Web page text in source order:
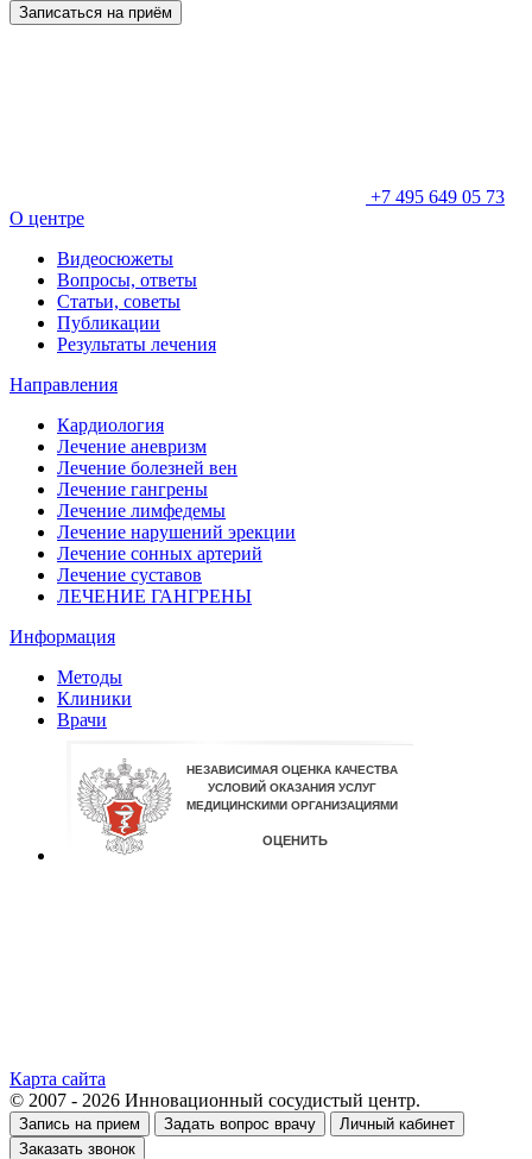
Записаться на приём
+7 495 649 05 73
О центре
Видеосюжеты
Вопросы, ответы
Статьи, советы
Публикации
Результаты лечения
Направления
Кардиология
Лечение аневризм
Лечение болезней вен
Лечение гангрены
Лечение лимфедемы
Лечение нарушений эрекции
Лечение сонных артерий
Лечение суставов
ЛЕЧЕНИЕ ГАНГРЕНЫ
Информация
Методы
Клиники
Врачи
Карта сайта
© 2007 - 2026 Инновационный сосудистый центр.
Запись на прием Задать вопрос врачу
Личный кабинет
Заказать звонок